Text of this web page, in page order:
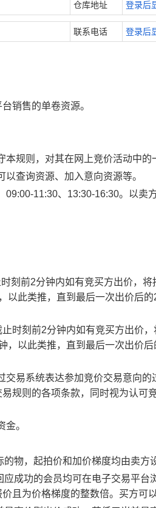
仓库地址 登录后
联系电话 登录后
销售的单卷资源。
本规则，对其在网上竞价活动中
查询资源、加入意向资源等。
11:30、13:30-16:30。以卖
刻前2分钟内如有竞买方出价，
以此类推，直到最后一次出价后
时刻前2分钟内如有竞买方出价
，以此类推，直到最后一次出价
易系统表达参加竞价交易意向
规则的各项条款，同时视为认可
。
物，起拍价和加价梯度均由卖方
成功的会员均可在电子交易平台
且为价格梯度的整数倍。买方可